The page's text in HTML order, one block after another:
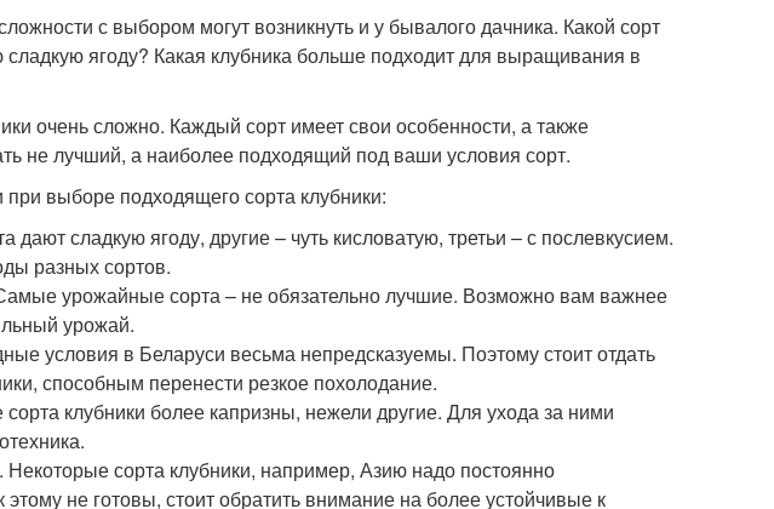
с выбором могут возникнуть и у бывалого дачника. Какой сорт
ягоду? Какая клубника больше подходит для выращивания в
очень сложно. Каждый сорт имеет свои особенности, а также
не лучший, а наиболее подходящий под ваши условия сорт.
выборе подходящего сорта клубники:
дают сладкую ягоду, другие – чуть кисловатую, третьи – с послевкусием.
разных сортов.
урожайные сорта – не обязательно лучшие. Возможно вам важнее
урожай.
условия в Беларуси весьма непредсказуемы. Поэтому стоит отдать
способным перенести резкое похолодание.
клубники более капризны, нежели другие. Для ухода за ними
Некоторые сорта клубники, например, Азию надо постоянно
не готовы, стоит обратить внимание на более устойчивые к